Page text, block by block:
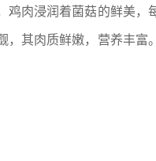
鸡肉浸润着菌菇的鲜美，
，其肉质鲜嫩，营养丰富